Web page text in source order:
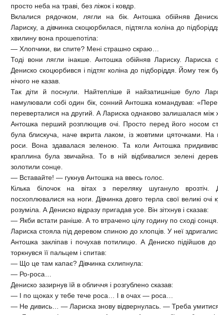
просто неба на траві, без ліжок і ковдр.
Вклалися рядочком, лягли на бік. Антошка обійняв
Лариску, а дівчинка скоцюрбилася, підтягла коліна до
хвилину вона прошепотіла:
— Хлопчики, ви спите? Мені страшно скраю…
Тоді вони лягли інакше. Антошка обійняв Лариску. Лариска
Дениско скоцюрбився і підтяг коліна до підборіддя. Йому теж
нічого не казав.
Так діти й поснули. Найтепліше й найзатишніше було
намулювали собі один бік, сонний Антошка командував:
переверталися на другий. А Лариска однаково залишалася між
Антошка перший розплющив очі. Просто перед його носом
була блискуча, наче вкрита лаком, із жовтими цяточками. На
роси. Вона здавалася зеленою. Та коли Антошка
краплина була звичайна. То в ній відбивалися зелені
золотили сонце.
— Вставайте! — гукнув Антошка на ввесь голос.
Кілька білочок на вітах з переляку шугануло врозтіч.
посхоплювалися на ноги. Дівчинка довго терла свої великі очі
розуміла. А Дениско відразу пригадав усе. Він зітхнув і сказав:
— Якби встати раніше. А то втрачено цілу годину по сході сонця.
Лариска стояла під деревом спиною до хлопців. У неї
Антошка закліпав і почухав потилицю. А Дениско підійшов
торкнувся її пальцем і спитав:
— Що це там капає? Дівчинка схлипнула:
— Ро-роса…
Дениско зазирнув їй в обличчя і розгублено сказав:
— І по щоках у тебе тече роса… І в очах — роса…
— Не дивись… — Лариска знову відвернулась. — Треба